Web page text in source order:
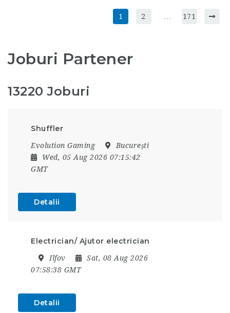
1 2 171
Joburi Partener
13220 Joburi
Shuffler
Evolution Gaming
București
Wed, 05 Aug 2026 07:15:42
GMT
Detalii
Electrician/ Ajutor electrician
Ilfov
Sat, 08 Aug 2026
07:58:38 GMT
Detalii